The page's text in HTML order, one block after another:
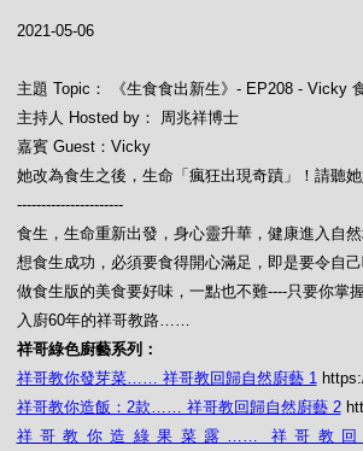
2021-05-06
主題 Topic： 《生食食出新生》- EP208 - Vicky
主持人 Hosted by： 周兆祥博士
嘉賓 Guest：Vicky
她改為食生之後，生命「瘋狂出現奇蹟」！請聽
----------------------
食生，生命重新出發，身心靈升華，健康進入自然
想食生成功，必須要食得開心滿足，即是要令自己
做食生版的美食要好味，一點也不難----只要你掌
入廚60年的祥哥教路……
祥哥綠色廚藝系列：
祥哥教你發芽菜…… 祥哥教回歸自然廚藝 1
祥哥教你造飯：2款…… 祥哥教回歸自然廚藝 2
祥哥教你造綠果菜露…… 祥哥教